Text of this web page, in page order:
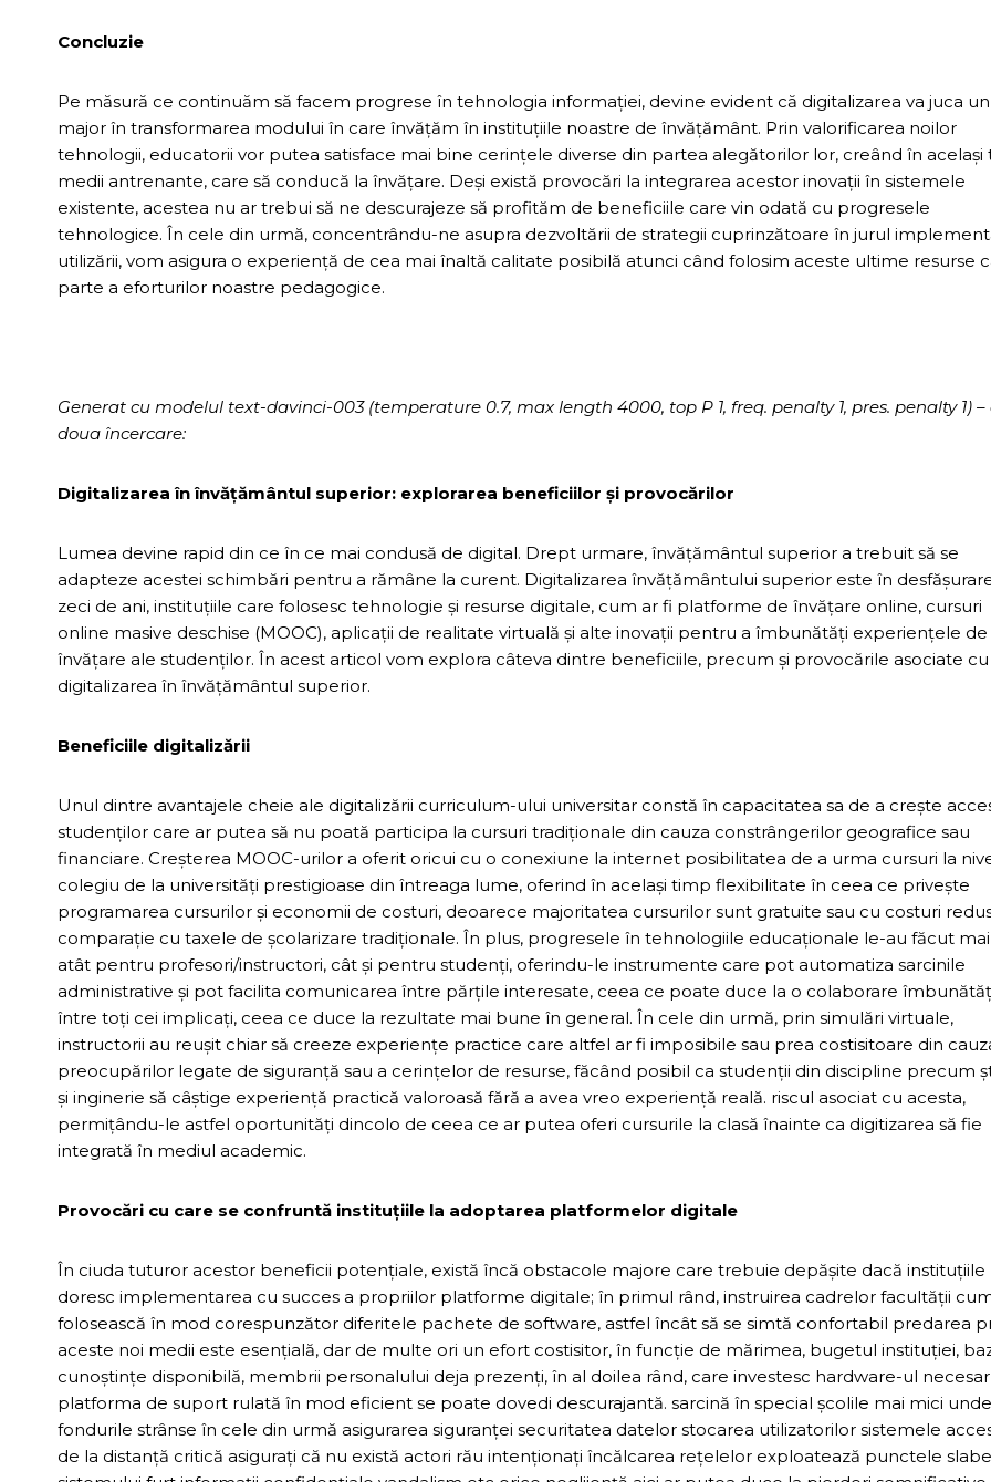
Concluzie
Pe măsură ce continuăm să facem progrese în tehnologia informației, devine evident că digitalizarea va juca
major în transformarea modului în care învățăm în instituțiile noastre de învățământ. Prin valorificarea noilor
tehnologii, educatorii vor putea satisface mai bine cerințele diverse din partea alegătorilor lor, creând în același
medii antrenante, care să conducă la învățare. Deși există provocări la integrarea acestor inovații în sistemele
existente, acestea nu ar trebui să ne descurajeze să profităm de beneficiile care vin odată cu progresele
tehnologice. În cele din urmă, concentrându-ne asupra dezvoltării de strategii cuprinzătoare în jurul
utilizării, vom asigura o experiență de cea mai înaltă calitate posibilă atunci când folosim aceste ultime resurse
parte a eforturilor noastre pedagogice.
Generat cu modelul text-davinci-003 (temperature 0.7, max length 4000, top P 1, freq. penalty 1, pres. penalty 1) –
doua încercare:
Digitalizarea în învățământul superior: explorarea beneficiilor și provocărilor
Lumea devine rapid din ce în ce mai condusă de digital. Drept urmare, învățământul superior a trebuit să se
adapteze acestei schimbări pentru a rămâne la curent. Digitalizarea învățământului superior este în
zeci de ani, instituțiile care folosesc tehnologie și resurse digitale, cum ar fi platforme de învățare online, cursuri
online masive deschise (MOOC), aplicații de realitate virtuală și alte inovații pentru a îmbunătăți experiențele de
învățare ale studenților. În acest articol vom explora câteva dintre beneficiile, precum și provocările asociate cu
digitalizarea în învățământul superior.
Beneficiile digitalizării
Unul dintre avantajele cheie ale digitalizării curriculum-ului universitar constă în capacitatea sa de a crește
studenților care ar putea să nu poată participa la cursuri tradiționale din cauza constrângerilor geografice sau
financiare. Creșterea MOOC-urilor a oferit oricui cu o conexiune la internet posibilitatea de a urma cursuri la
colegiu de la universități prestigioase din întreaga lume, oferind în același timp flexibilitate în ceea ce privește
programarea cursurilor și economii de costuri, deoarece majoritatea cursurilor sunt gratuite sau cu costuri
comparație cu taxele de școlarizare tradiționale. În plus, progresele în tehnologiile educaționale le-au făcut
atât pentru profesori/instructori, cât și pentru studenți, oferindu-le instrumente care pot automatiza sarcinile
administrative și pot facilita comunicarea între părțile interesate, ceea ce poate duce la o colaborare
între toți cei implicați, ceea ce duce la rezultate mai bune în general. În cele din urmă, prin simulări virtuale,
instructorii au reușit chiar să creeze experiențe practice care altfel ar fi imposibile sau prea costisitoare din
preocupărilor legate de siguranță sau a cerințelor de resurse, făcând posibil ca studenții din discipline precum
și inginerie să câștige experiență practică valoroasă fără a avea vreo experiență reală. riscul asociat cu acesta,
permițându-le astfel oportunități dincolo de ceea ce ar putea oferi cursurile la clasă înainte ca digitizarea să fie
integrată în mediul academic.
Provocări cu care se confruntă instituțiile la adoptarea platformelor digitale
În ciuda tuturor acestor beneficii potențiale, există încă obstacole majore care trebuie depășite dacă instituțiile
doresc implementarea cu succes a propriilor platforme digitale; în primul rând, instruirea cadrelor facultății
folosească în mod corespunzător diferitele pachete de software, astfel încât să se simtă confortabil predarea
aceste noi medii este esențială, dar de multe ori un efort costisitor, în funcție de mărimea, bugetul instituției,
cunoștințe disponibilă, membrii personalului deja prezenți, în al doilea rând, care investesc hardware-ul
platforma de suport rulată în mod eficient se poate dovedi descurajantă. sarcină în special școlile mai mici unde
fondurile strânse în cele din urmă asigurarea siguranței securitatea datelor stocarea utilizatorilor sistemele
de la distanță critică asigurați că nu există actori rău intenționați încălcarea rețelelor exploatează punctele